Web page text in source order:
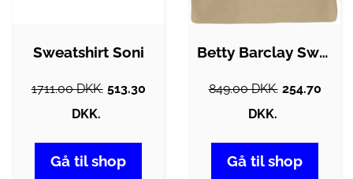
Sweatshirt Soni
1711.00 DKK. 513.30
DKK.
Gå til shop
Betty Barclay Sweatshirt
849.00 DKK. 254.70
DKK.
Gå til shop